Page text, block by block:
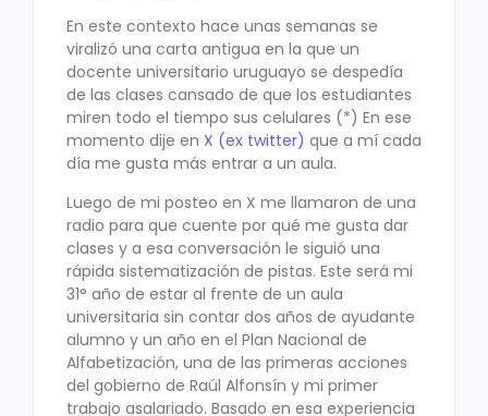
En este contexto hace unas semanas se
viralizó una carta antigua en la que un
docente universitario uruguayo se despedía
de las clases cansado de que los estudiantes
miren todo el tiempo sus celulares (*) En ese
momento dije en X (ex twitter) que a mí cada
día me gusta más entrar a un aula.
Luego de mi posteo en X me llamaron de una
radio para que cuente por qué me gusta dar
clases y a esa conversación le siguió una
rápida sistematización de pistas. Este será mi
31° año de estar al frente de un aula
universitaria sin contar dos años de ayudante
alumno y un año en el Plan Nacional de
Alfabetización, una de las primeras acciones
del gobierno de Raúl Alfonsín y mi primer
trabajo asalariado. Basado en esa experiencia